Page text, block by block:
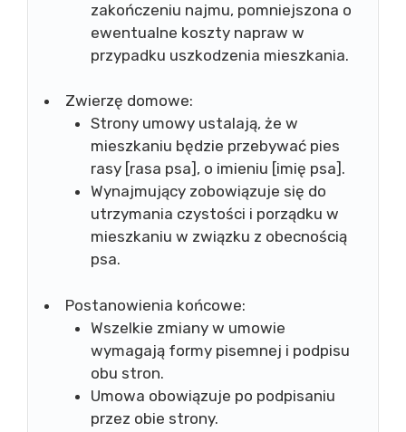
zakończeniu najmu, pomniejszona o
ewentualne koszty napraw w
przypadku uszkodzenia mieszkania.
Zwierzę domowe:
Strony umowy ustalają, że w
mieszkaniu będzie przebywać pies
rasy [rasa psa], o imieniu [imię psa].
Wynajmujący zobowiązuje się do
utrzymania czystości i porządku w
mieszkaniu w związku z obecnością
psa.
Postanowienia końcowe:
Wszelkie zmiany w umowie
wymagają formy pisemnej i podpisu
obu stron.
Umowa obowiązuje po podpisaniu
przez obie strony.